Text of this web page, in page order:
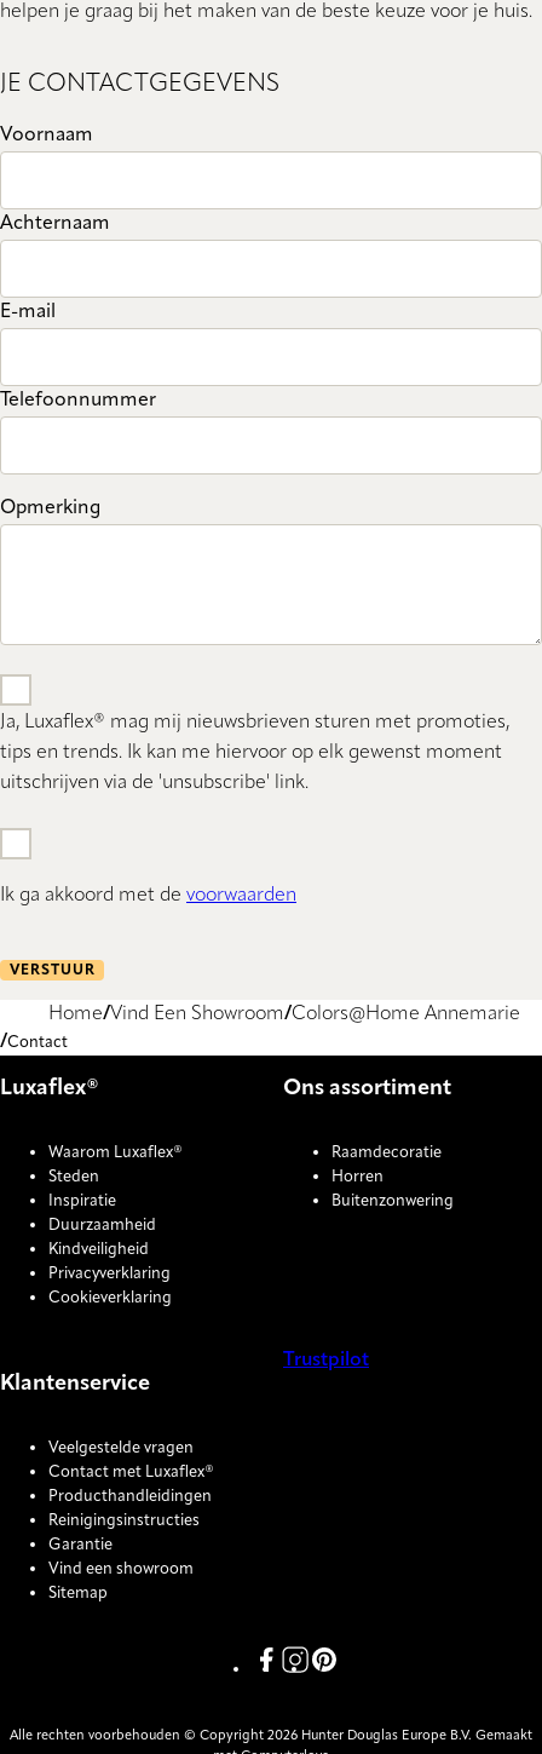
helpen je graag bij het maken van de beste keuze voor je huis.
JE CONTACTGEGEVENS
Voornaam
Achternaam
E-mail
Telefoonnummer
Opmerking
Ja, Luxaflex® mag mij nieuwsbrieven sturen met promoties,
tips en trends. Ik kan me hiervoor op elk gewenst moment
uitschrijven via de 'unsubscribe' link.
Ik ga akkoord met de voorwaarden
VERSTUUR
Home Vind Een Showroom Colors@Home Annemarie
Contact
Luxaflex®
Waarom Luxaflex®
Steden
Inspiratie
Duurzaamheid
Kindveiligheid
Privacyverklaring
Cookieverklaring
Ons assortiment
Raamdecoratie
Horren
Buitenzonwering
Klantenservice
Veelgestelde vragen
Contact met Luxaflex®
Producthandleidingen
Reinigingsinstructies
Garantie
Vind een showroom
Sitemap
Trustpilot
Link missing Display text from
Link missing Display text
Link missing Display text
Alle rechten voorbehouden © Copyright 2026 Hunter Douglas Europe B.V. Gemaakt